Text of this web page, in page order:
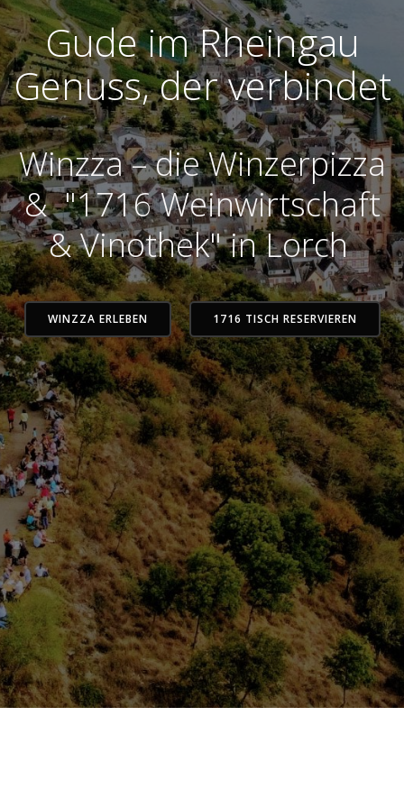
Gude im Rheingau
Genuss, der verbindet
Winzza – die Winzerpizza
& "1716 Weinwirtschaft
& Vinothek" in Lorch
WINZZA ERLEBEN 1716 TISCH RESERVIEREN